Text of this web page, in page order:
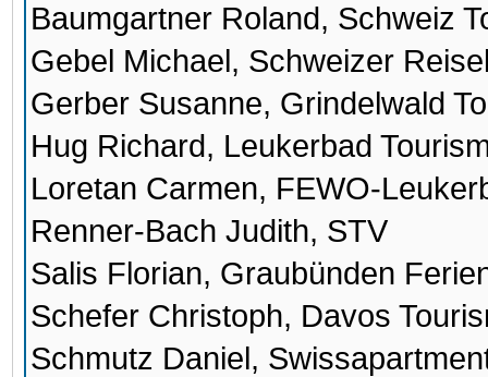
Baumgartner Roland, Schweiz
Gebel Michael, Schweizer
Gerber Susanne, Grindelwald
Hug Richard, Leukerbad
Loretan Carmen, FEWO-
Renner-Bach Judith, STV
Salis Florian, Graubünden
Schefer Christoph, Davos
Schmutz Daniel,